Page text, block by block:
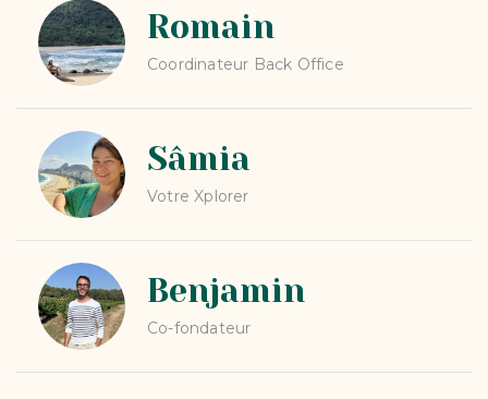
Romain
Coordinateur Back Office
Sâmia
Votre Xplorer
Benjamin
Co-fondateur